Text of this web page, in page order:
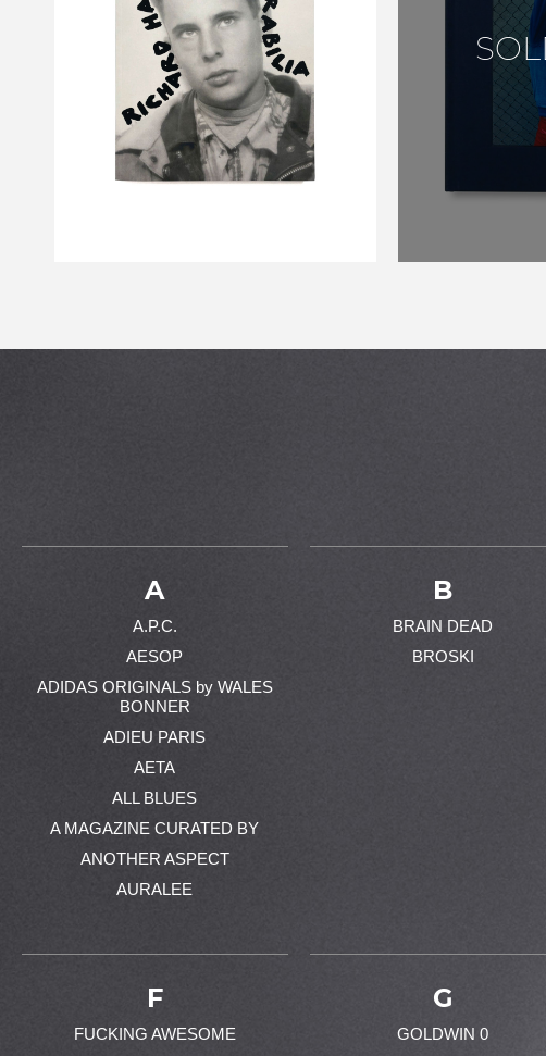
RICHARD HABBERLEY
MEMORABILIA
￥8,800
A
A.P.C.
AESOP
ADIDAS ORIGINALS by WALES
BONNER
ADIEU PARIS
AETA
ALL BLUES
A MAGAZINE CURATED BY
ANOTHER ASPECT
AURALEE
B
BRAIN DEAD
BROSKI
F
FUCKING AWESOME
G
GOLDWIN 0